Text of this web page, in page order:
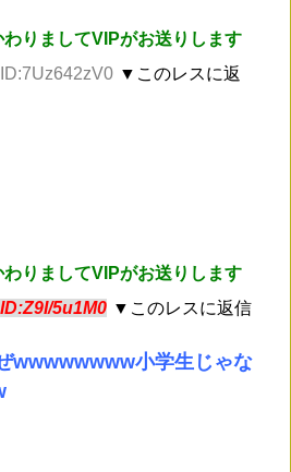
わりましてVIPがお送りします
▼このレスに返
わりましてVIPがお送りします
ID:Z9I/5u1M0 ▼このレスに返信
wwwwwwww小学生じゃな